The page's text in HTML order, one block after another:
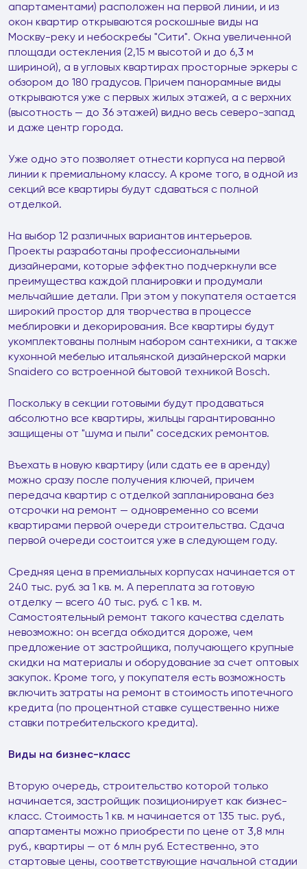
апартаментами) расположен на первой линии, и из
окон квартир открываются роскошные виды на
Москву-реку и небоскребы "Сити". Окна увеличенной
площади остекления (2,15 м высотой и до 6,3 м
шириной), а в угловых квартирах просторные эркеры с
обзором до 180 градусов. Причем панорамные виды
открываются уже с первых жилых этажей, а с верхних
(высотность — до 36 этажей) видно весь северо-запад
и даже центр города.
Уже одно это позволяет отнести корпуса на первой
линии к премиальному классу. А кроме того, в одной из
секций все квартиры будут сдаваться с полной
отделкой.
На выбор 12 различных вариантов интерьеров.
Проекты разработаны профессиональными
дизайнерами, которые эффектно подчеркнули все
преимущества каждой планировки и продумали
мельчайшие детали. При этом у покупателя остается
широкий простор для творчества в процессе
меблировки и декорирования. Все квартиры будут
укомплектованы полным набором сантехники, а также
кухонной мебелью итальянской дизайнерской марки
Snaidero со встроенной бытовой техникой Bosch.
Поскольку в секции готовыми будут продаваться
абсолютно все квартиры, жильцы гарантированно
защищены от "шума и пыли" соседских ремонтов.
Въехать в новую квартиру (или сдать ее в аренду)
можно сразу после получения ключей, причем
передача квартир с отделкой запланирована без
отсрочки на ремонт — одновременно со всеми
квартирами первой очереди строительства. Сдача
первой очереди состоится уже в следующем году.
Средняя цена в премиальных корпусах начинается от
240 тыс. руб. за 1 кв. м. А переплата за готовую
отделку — всего 40 тыс. руб. с 1 кв. м.
Самостоятельный ремонт такого качества сделать
невозможно: он всегда обходится дороже, чем
предложение от застройщика, получающего крупные
скидки на материалы и оборудование за счет оптовых
закупок. Кроме того, у покупателя есть возможность
включить затраты на ремонт в стоимость ипотечного
кредита (по процентной ставке существенно ниже
ставки потребительского кредита).
Виды на бизнес-класс
Вторую очередь, строительство которой только
начинается, застройщик позиционирует как бизнес-
класс. Стоимость 1 кв. м начинается от 135 тыс. руб.,
апартаменты можно приобрести по цене от 3,8 млн
руб., квартиры — от 6 млн руб. Естественно, это
стартовые цены, соответствующие начальной стадии